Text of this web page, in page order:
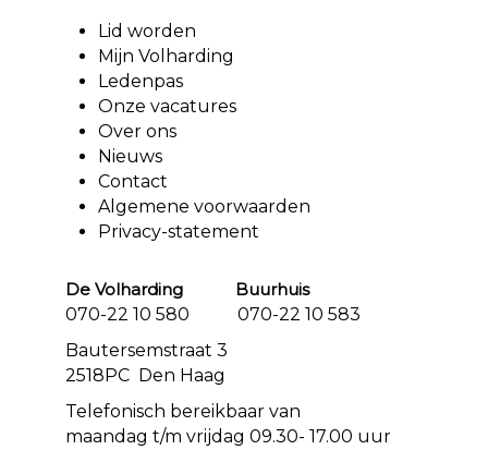
Lid worden
Mijn Volharding
Ledenpas
Onze vacatures
Over ons
Nieuws
Contact
Algemene voorwaarden
Privacy-statement
De Volharding Buurhuis
070-22 10 580 070-22 10 583
Bautersemstraat 3
2518PC Den Haag
Telefonisch bereikbaar van
maandag t/m vrijdag 09.30- 17.00 uur